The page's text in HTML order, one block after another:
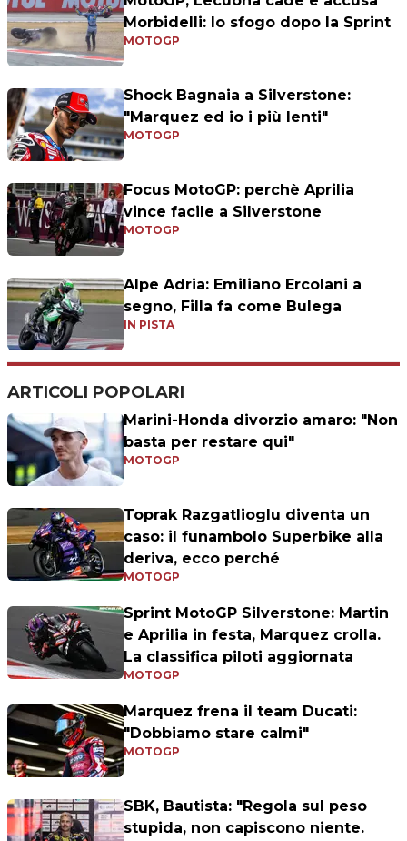
Morbidelli: lo sfogo dopo la Sprint
MOTOGP
Shock Bagnaia a Silverstone:
"Marquez ed io i più lenti"
MOTOGP
Focus MotoGP: perchè Aprilia
vince facile a Silverstone
MOTOGP
Alpe Adria: Emiliano Ercolani a
segno, Filla fa come Bulega
IN PISTA
ARTICOLI POPOLARI
Marini-Honda divorzio amaro: "Non
basta per restare qui"
MOTOGP
Toprak Razgatlioglu diventa un
caso: il funambolo Superbike alla
deriva, ecco perché
MOTOGP
Sprint MotoGP Silverstone: Martin
e Aprilia in festa, Marquez crolla.
La classifica piloti aggiornata
MOTOGP
Marquez frena il team Ducati:
"Dobbiamo stare calmi"
MOTOGP
SBK, Bautista: "Regola sul peso
stupida, non capiscono niente.